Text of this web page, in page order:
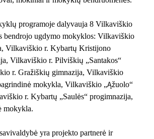
programoje dalyvauja 8 Vilkaviškio
bendrojo ugdymo mokyklos: Vilkaviškio
Vilkaviškio r. Kybartų Kristijono
Vilkaviškio r. Pilviškių „Santakos“
r. Gražiškių gimnazija, Vilkaviškio
mokykla, Vilkaviškio „Ąžuolo“
r. Kybartų „Saulės“ progimnazija,
mokykla.
yra projekto partnerė ir